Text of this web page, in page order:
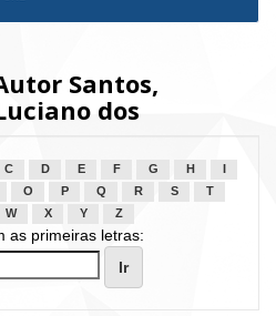
Santos,
dos
C D E F G H
O P Q R S
T
W X Y Z
as primeiras letras: